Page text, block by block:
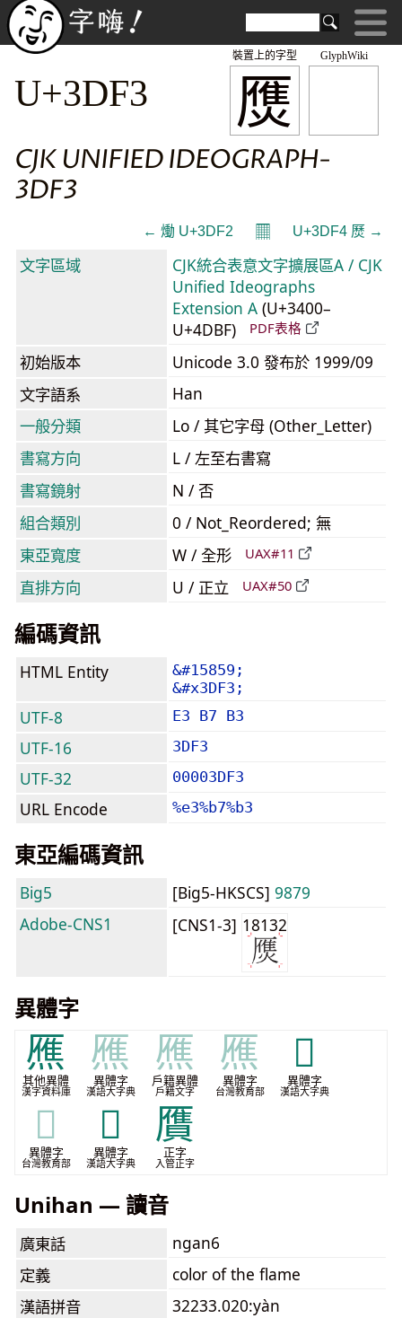
GlyphWiki
㷳
裝置上的字型
U+3DF3
CJK UNIFIED IDEOGRAPH-
3DF3
← 㷲 U+3DF2 𝄜 U+3DF4 㷴 →
文字區域
CJK統合表意文字擴展區A / CJK
Unified Ideographs
Extension A (U+3400–
U+4DBF)
PDF表格
初始版本
Unicode 3.0 發布於 1999/09
文字語系
Han
一般分類
Lo / 其它字母 (Other_Letter)
書寫方向
L / 左至右書寫
書寫鏡射
N / 否
組合類別
0 / Not_Reordered; 無
東亞寬度
W / 全形 UAX#11
直排方向 U / 正立 UAX#50
編碼資訊
HTML Entity
&#15859;
&#x3DF3;
UTF-8 E3 B7 B3
UTF-16 3DF3
UTF-32 00003DF3
URL Encode %e3%b7%b3
東亞編碼資訊
Big5 [Big5-HKSCS] 9879
Adobe-CNS1
[CNS1-3] 18132
異體字
𤎝
其他異體
漢字資料庫
𤎝
異體字
漢語大字典
𤎝
戶籍異體
戶籍文字
𤎝
異體字
台灣教育部
𤏚
異體字
漢語大字典
𤏚
異體字
台灣教育部
𤑤
異體字
漢語大字典
贋
正字
入管正字
Unihan — 讀音
廣東話
ngan6
定義
color of the flame
漢語拼音
32233.020:yàn